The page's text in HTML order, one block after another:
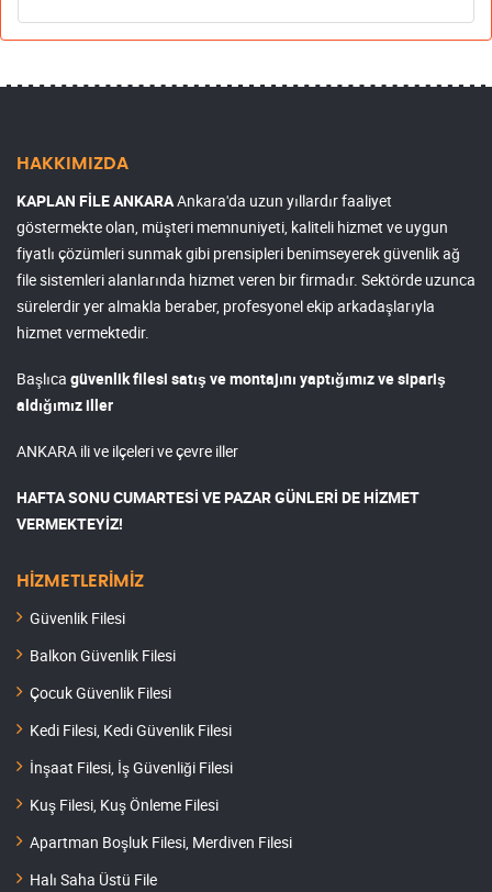
HAKKIMIZDA
KAPLAN FİLE ANKARAAnkara'da uzun yıllardır faaliyet
göstermekte olan, müşteri memnuniyeti, kaliteli hizmet ve uygun
fiyatlı çözümleri sunmak gibi prensipleri benimseyerek güvenlik ağ
file sistemleri alanlarında hizmet veren bir firmadır. Sektörde uzunca
sürelerdir yer almakla beraber, profesyonel ekip arkadaşlarıyla
hizmet vermektedir.
Başlıca güvenlik filesi satış ve montajını yaptığımız ve sipariş
aldığımız iller
ANKARA ili ve ilçeleri ve çevre iller
HAFTA SONU CUMARTESİ VE PAZAR GÜNLERİ DE HİZMET
VERMEKTEYİZ!
HİZMETLERİMİZ
Güvenlik Filesi
Balkon Güvenlik Filesi
Çocuk Güvenlik Filesi
Kedi Filesi, Kedi Güvenlik Filesi
İnşaat Filesi, İş Güvenliği Filesi
Kuş Filesi, Kuş Önleme Filesi
Apartman Boşluk Filesi, Merdiven Filesi
Halı Saha Üstü File